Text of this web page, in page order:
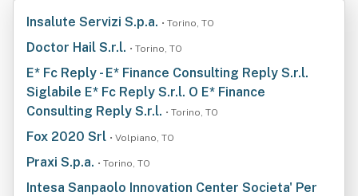
Insalute Servizi S.p.a. • Torino, TO
Doctor Hail S.r.l. • Torino, TO
E* Fc Reply - E* Finance Consulting Reply S.r.l.
Siglabile E* Fc Reply S.r.l. O E* Finance
Consulting Reply S.r.l. • Torino, TO
Fox 2020 Srl • Volpiano, TO
Praxi S.p.a. • Torino, TO
Intesa Sanpaolo Innovation Center Societa' Per